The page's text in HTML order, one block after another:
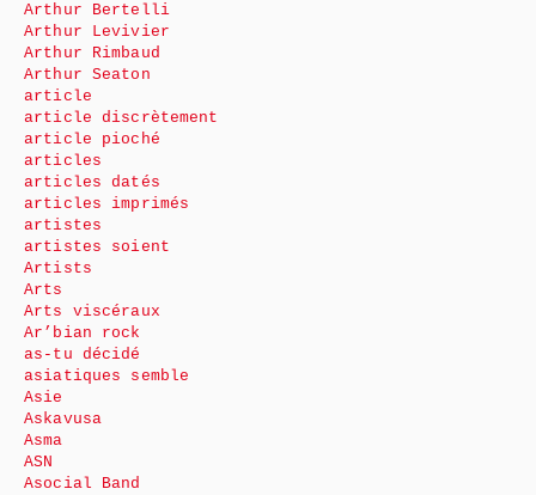
Arthur Bertelli
Arthur Levivier
Arthur Rimbaud
Arthur Seaton
article
article discrètement
article pioché
articles
articles datés
articles imprimés
artistes
artistes soient
Artists
Arts
Arts viscéraux
Ar’bian rock
as-tu décidé
asiatiques semble
Asie
Askavusa
Asma
ASN
Asocial Band